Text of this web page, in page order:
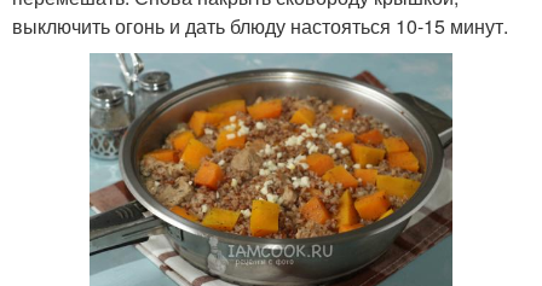
выключить огонь и дать блюду настояться 10-15 минут.